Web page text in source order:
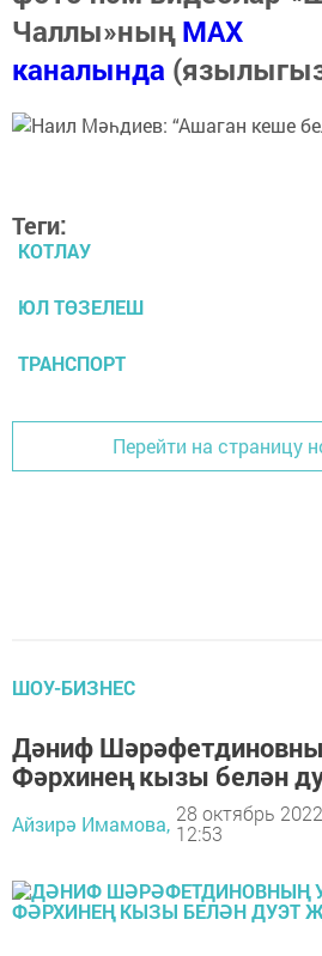
Чаллы»ныңMAX
каналында
Теги:
КОТЛАУ
ЮЛ ТӨЗЕЛЕШ
ТРАНСПОРТ
Перейти на страницу
ШОУ-БИЗНЕС
Дәниф
Фәрхинең кызы белән
Айзирә Имамова, 28 октябрь
12:53